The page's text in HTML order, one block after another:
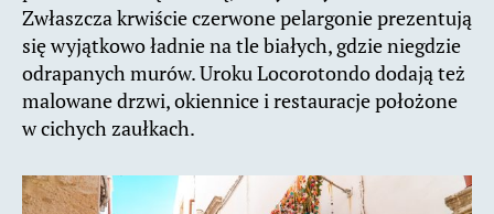
Zwłaszcza krwiście czerwone pelargonie prezentują
się wyjątkowo ładnie na tle białych, gdzie niegdzie
odrapanych murów. Uroku Locorotondo dodają też
malowane drzwi, okiennice i restauracje położone
w cichych zaułkach.